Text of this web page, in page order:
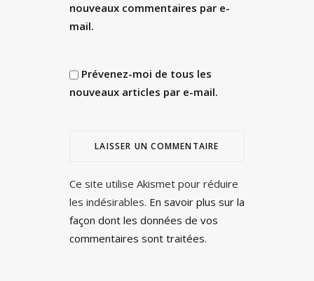
nouveaux commentaires par e-
mail.
Prévenez-moi de tous les
nouveaux articles par e-mail.
Ce site utilise Akismet pour réduire
les indésirables. En savoir plus sur la
façon dont les données de vos
commentaires sont traitées.